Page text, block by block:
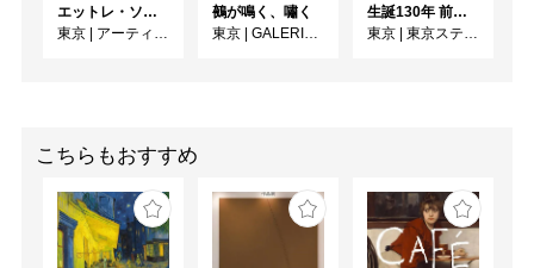
エットレ・ソットサス —魔法がはじまるとき、デザインは生まれる
東京
アーティゾン美術館
鵺が鳴く、嘯く
東京
GALERIE SOL
生誕130年 前田寛治 ポエジイとレアリスム 一九三〇年協会設立100年
東京
東京ステーションギャラリー
こちらもおすすめ